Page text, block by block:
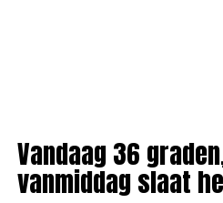
Vandaag 36
vanmiddag slaat